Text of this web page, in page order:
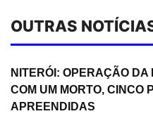
OUTRAS
NITERÓI: OPERAÇÃO
COM UM MORTO, CINCO
APREENDIDAS